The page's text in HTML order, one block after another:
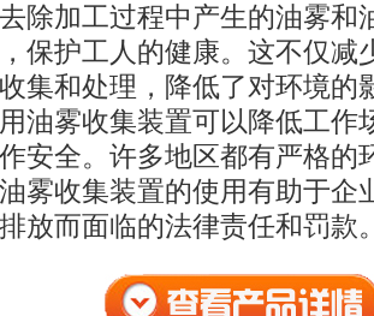
除加工过程中产生的油雾和
保护工人的健康。这不仅减
集和处理，降低了对环境的
油雾收集装置可以降低工作
安全。许多地区都有严格的
雾收集装置的使用有助于企
放而面临的法律责任和罚款